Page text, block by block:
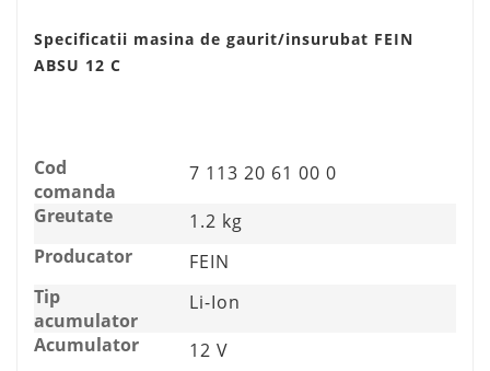
Specificatii masina de gaurit/insurubat FEIN
ABSU 12 C
Cod
comanda
7 113 20 61 00 0
Greutate
1.2 kg
Producator
FEIN
Tip
acumulator
Li-Ion
Acumulator
12 V